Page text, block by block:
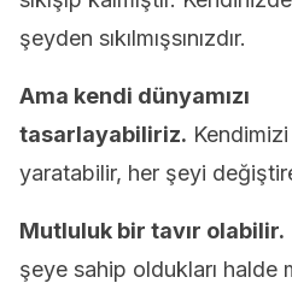
şeyden sıkılmışsınızdır.
Ama kendi dünyamızı
tasarlayabiliriz.
yaratabilir, her şeyi
Mutluluk bir tavır olabilir.
şeye sahip oldukları halde